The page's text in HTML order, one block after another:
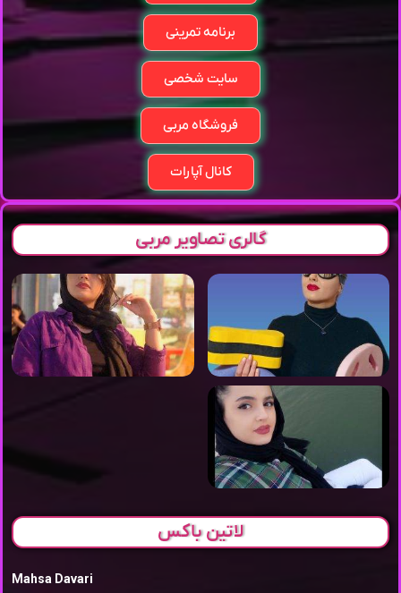
برنامه تمرینی
سایت شخصی
فروشگاه مربی
کانال آپارات
گالری تصاویر مربی
لاتین باکس
Mahsa Davari